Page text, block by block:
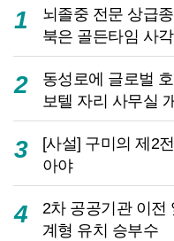
1
뇌졸중 전문 상급
북은 골든타임 사
2
동성로에 글로벌
보텔 자리 사무실
3
[사설] 구미의 제2
아야
4
2차 공공기관 이
계형 유치 승부수